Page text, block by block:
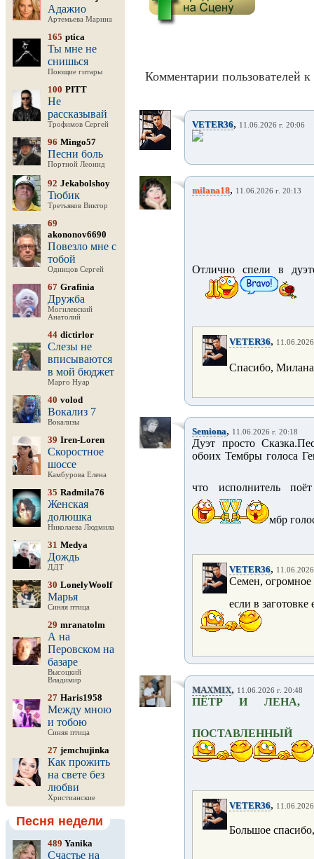
Адажио
Артемьева Марина
165 ptica
Ты мне не
снишься
Поющие гитары
100 PITT
Не
рассказывай
Трофимов Сергей
96 Mingo57
Песни боль
Портной Леонид
92 Jekabolshoy
Тюбик
Третьяков Виктор
69
akononov6690
Повезло мне с
тобой
Одинцов Сергей
67 Grafinia
Дружба
Могилевский
Анатолий
44 dictirlor
Слезы не
вписываются
в мой бюджет
Марго Нуар
40 volod
Вокализ 7
Вокализы
39 Iren-Loren
Скоростное
шоссе
Камбурова Елена
35 Radmila76
Женская
долюшка
Николаева Людмила
31 Medya
Дождь
ДДТ
30 LonelyWoolf
Марья
Синяя птица
29 mranatolm
А на
Перовском на
базаре
Высоцкий
Владимир
27 Haris1958
Между мною
и тобою
Синяя птица
27 jemchujinka
Как прожить
на свете без
любви
Христианские
Песня недели
489 Yanika
Счастье на
Комментарии пользователей к
VETER36, 11.06.2026 г. 20:06
milana18, 11.06.2026 г. 20:13
Отлично спели в
VETER36,
Спасибо,
Semiona, 11.06.2026 г. 20:18
Дуэт просто
обоих Тембры голоса
что исполнитель
мбр
VETER36,
Семен,
если в заготовке
MAXMIX, 11.06.2026 г. 20:48
ПЁТР И ЛЕНА,
ПОСТАВЛЕННЫЙ
VETER36,
Большое